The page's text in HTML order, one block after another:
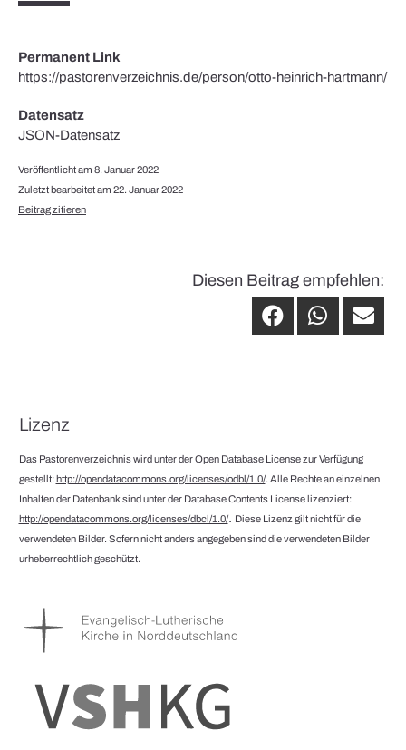
Permanent Link
https://pastorenverzeichnis.de/person/otto-heinrich-hartmann/
Datensatz
JSON-Datensatz
Veröffentlicht am 8. Januar 2022
Zuletzt bearbeitet am 22. Januar 2022
Beitrag zitieren
Diesen Beitrag empfehlen:
Lizenz
Das Pastorenverzeichnis wird unter der Open Database License zur Verfügung
gestellt:http://opendatacommons.org/licenses/odbl/1.0/. Alle Rechte an einzelnen
Inhalten der Datenbank sind unter der Database Contents License lizenziert:
http://opendatacommons.org/licenses/dbcl/1.0/. Diese Lizenz gilt nicht für die
verwendeten Bilder. Sofern nicht anders angegeben sind die verwendeten Bilder
urheberrechtlich geschützt.